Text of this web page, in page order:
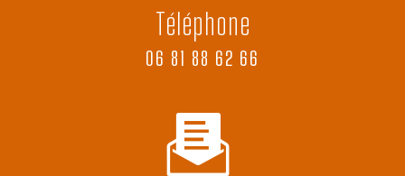
Téléphone
06 81 88 62 66